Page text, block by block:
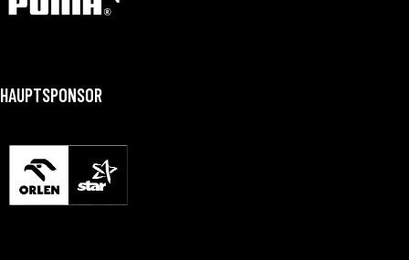
HAUPTSPONSOR